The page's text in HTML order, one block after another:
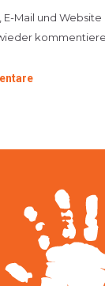
E-Mail und
kommentiere.